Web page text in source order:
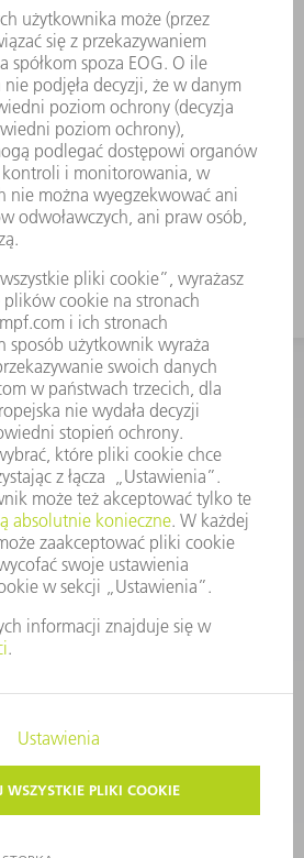
pracy są utwardzane
od 30° do 180°, oraz
wstępnego i falcowania.
100, H 150, wersja wąska
3 Podczas
gięć za pomocą
dojść do zakleszczenia się
w matrycy. Pomoce do
rozwiązują ten problem.
KONTAKT
Zamiennych i Narzędzi
48225753936
8.00 - 17.00
DOTYCZĄCE ZNAKÓW TOWAROWYCH
UŻYTKOWANIA